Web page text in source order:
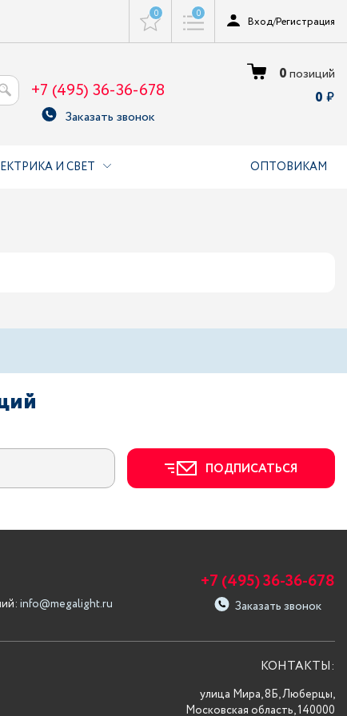
0 0
Вход/Регистрация
+7 (495) 36-36-678
Заказать звонок
0позиций
0
И СВЕТ ОПТОВИКАМ
ПОДПИСАТЬСЯ
info@megalight.ru
+7 (495) 36-36-678
Заказать звонок
КОНТАКТЫ:
улица Мира, 8Б, Люберцы,
Московская область, 140000